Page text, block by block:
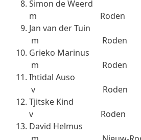
Simon de
m
Jan van der
m Roden
Grieko
m Roden
Ihtidal
v
Tjitske
v
David